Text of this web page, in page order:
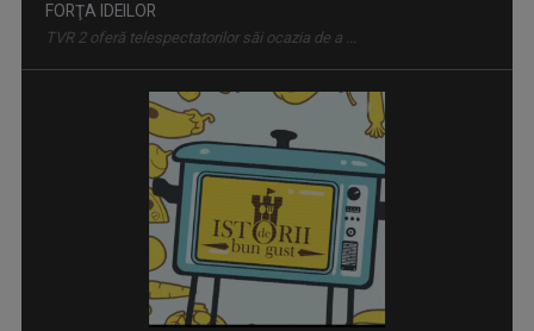
FORŢA IDEILOR
TVR 2 oferă telespectatorilor săi ocazia de a ...